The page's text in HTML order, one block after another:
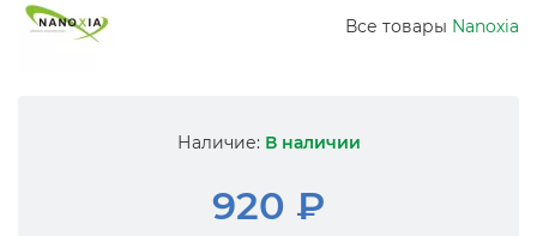
Все товары Nanoxia
Наличие: В наличии
920 ₽